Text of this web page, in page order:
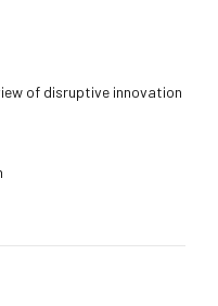
of disruptive innovation